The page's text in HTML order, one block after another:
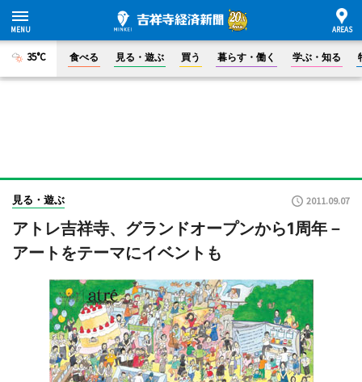
35°C 食べる 見る・遊ぶ 買う 暮らす・働く 学ぶ・知る
見る・遊ぶ 2011.09.07
アトレ吉祥寺、グランドオープンから1周年－
アートをテーマにイベントも